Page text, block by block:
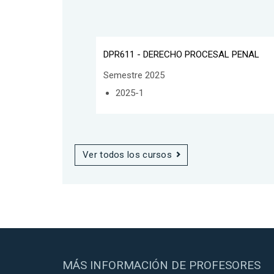
DPR611 - DERECHO PROCESAL PENAL
Semestre 2025
2025-1
Ver todos los cursos
MÁS INFORMACIÓN DE PROFESORES